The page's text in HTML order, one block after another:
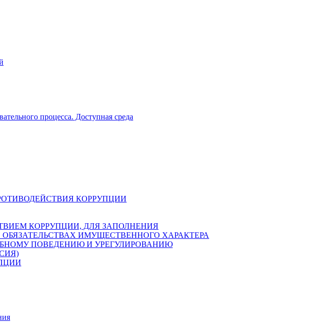
процесса. Доступная среда
КОРРУПЦИИ
КОРРУПЦИИ, ДЛЯ ЗАПОЛНЕНИЯ
ИМУЩЕСТВЕННОГО ХАРАКТЕРА
ПОВЕДЕНИЮ И УРЕГУЛИРОВАНИЮ